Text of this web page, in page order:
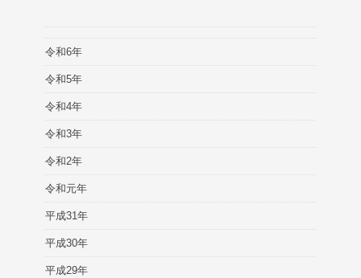
令和6年
令和5年
令和4年
令和3年
令和2年
令和元年
平成31年
平成30年
平成29年